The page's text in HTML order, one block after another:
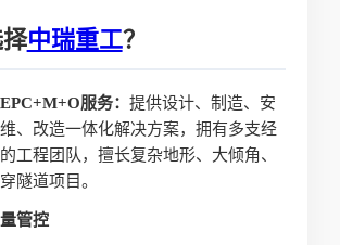
中瑞重工？
服务： 提供设计、制造、安
、改造一体化解决方案，拥有多支经
工程团队，擅长复杂地形、大倾角、
隧道项目。
管控